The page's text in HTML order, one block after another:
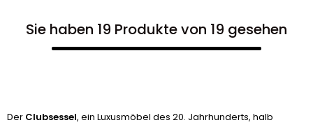
Sie haben 19 Produkte von 19 gesehen
Der Clubsessel, ein Luxusmöbel des 20. Jahrhunderts, halb